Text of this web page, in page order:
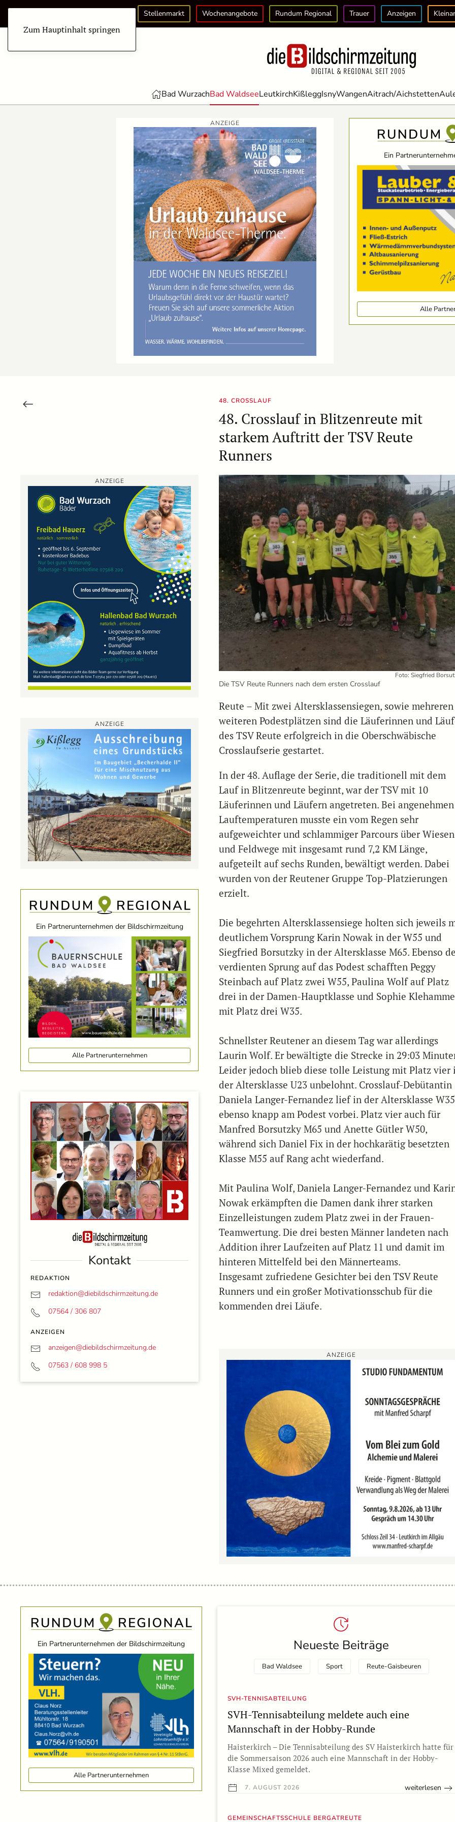
Zum Hauptinhalt springen
Stellenmarkt Wochenangebote Rundum Regional Trauer Anzeigen
Bad WurzachBad WaldseeLeutkirchKißleggIsnyWangenAitrach/Aichstetten
ANZEIGE
Ein
Alle
48. CROSSLAUF
48. Crosslauf in Blitzenreute mit
starkem Auftritt der TSV Reute
Runners
ANZEIGE
ANZEIGE
Ein Partnerunternehmen der Bildschirmzeitung
Alle Partnerunternehmen
Kontakt
REDAKTION
redaktion@diebildschirmzeitung.de
07564 / 306 807
ANZEIGEN
anzeigen@diebildschirmzeitung.de
07563 / 608 998 5
Foto: Siegfried
Die TSV Reute Runners nach dem ersten Crosslauf
Reute – Mit zwei Altersklassensiegen, sowie mehreren
weiteren Podestplätzen sind die Läuferinnen und
des TSV Reute erfolgreich in die Oberschwäbische
Crosslaufserie gestartet.
In der 48. Auflage der Serie, die traditionell mit dem
Lauf in Blitzenreute beginnt, war der TSV mit 10
Läuferinnen und Läufern angetreten. Bei angenehmen
Lauftemperaturen musste ein vom Regen sehr
aufgeweichter und schlammiger Parcours über Wiesen
und Feldwege mit insgesamt rund 7,2 KM Länge,
aufgeteilt auf sechs Runden, bewältigt werden. Dabei
wurden von der Reutener Gruppe Top-Platzierungen
erzielt.
Die begehrten Altersklassensiege holten sich jeweils
deutlichem Vorsprung Karin Nowak in der W55 und
Siegfried Borsutzky in der Altersklasse M65. Ebenso
verdienten Sprung auf das Podest schafften Peggy
Steinbach auf Platz zwei W55, Paulina Wolf auf Platz
drei in der Damen-Hauptklasse und Sophie
mit Platz drei W35.
Schnellster Reutener an diesem Tag war allerdings
Laurin Wolf. Er bewältigte die Strecke in 29:03
Leider jedoch blieb diese tolle Leistung mit Platz vier
der Altersklasse U23 unbelohnt. Crosslauf-Debütantin
Daniela Langer-Fernandez lief in der Altersklasse W35
ebenso knapp am Podest vorbei. Platz vier auch für
Manfred Borsutzky M65 und Anette Gütler W50,
während sich Daniel Fix in der hochkarätig besetzten
Klasse M55 auf Rang acht wiederfand.
Mit Paulina Wolf, Daniela Langer-Fernandez und
Nowak erkämpften die Damen dank ihrer starken
Einzelleistungen zudem Platz zwei in der Frauen-
Teamwertung. Die drei besten Männer landeten nach
Addition ihrer Laufzeiten auf Platz 11 und damit im
hinteren Mittelfeld bei den Männerteams.
Insgesamt zufriedene Gesichter bei den TSV Reute
Runners und ein großer Motivationsschub für die
kommenden drei Läufe.
ANZEIGE
Neueste Beiträge
Bad Waldsee Sport Reute-Gaisbeuren
SVH-TENNISABTEILUNG
SVH-Tennisabteilung meldete auch eine
Mannschaft in der Hobby-Runde
Haisterkirch – Die Tennisabteilung des SV Haisterkirch hatte für
die Sommersaison 2026 auch eine Mannschaft in der Hobby-
Klasse Mixed gemeldet.
7. AUGUST 2026 weiterlesen
GEMEINSCHAFTSSCHULE BERGATREUTE
Ein Partnerunternehmen der Bildschirmzeitung
Alle Partnerunternehmen